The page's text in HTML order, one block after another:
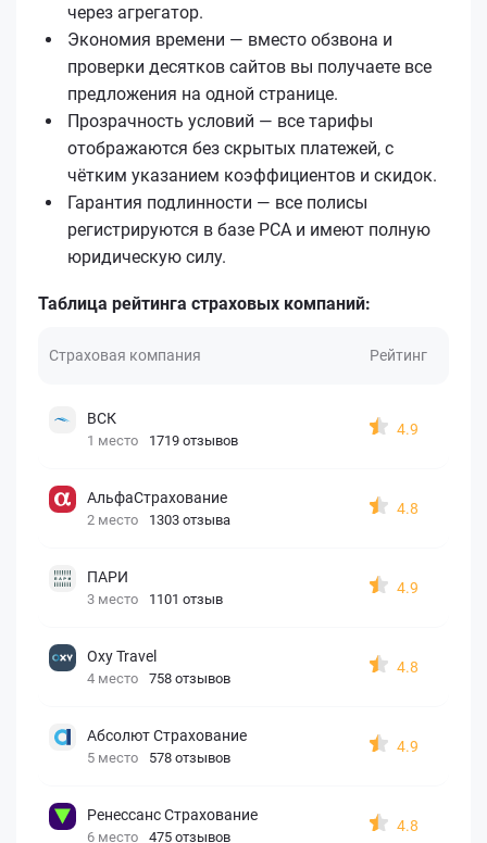
через агрегатор.
Экономия времени — вместо обзвона и
проверки десятков сайтов вы получаете все
предложения на одной странице.
Прозрачность условий — все тарифы
отображаются без скрытых платежей, с
чётким указанием коэффициентов и скидок.
Гарантия подлинности — все полисы
регистрируются в базе РСА и имеют полную
юридическую силу.
Таблица рейтинга страховых компаний:
Страховая компания Рейтинг
ВСК
1 место 1719 отзывов
4.9
АльфаСтрахование
2 место 1303 отзыва
4.8
ПАРИ
3 место 1101 отзыв
4.9
Oxy Travel
4 место 758 отзывов
4.8
Абсолют Страхование
5 место 578 отзывов
4.9
Ренессанс Страхование
6 место 475 отзывов
4.8